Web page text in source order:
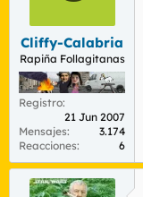
Cliffy-Calabria
Rapiña Follagitanas
Registro
21 Jun 2007
Mensajes
3.174
Reacciones
6